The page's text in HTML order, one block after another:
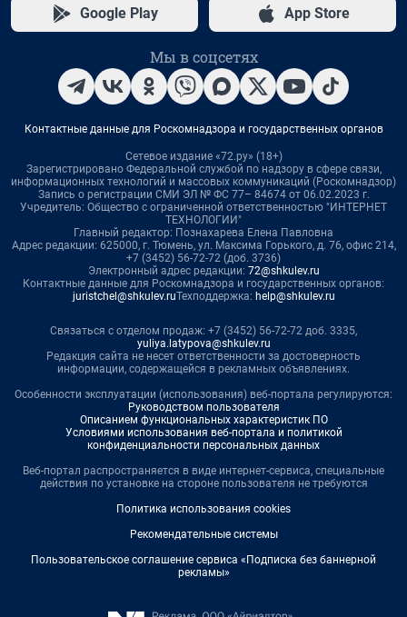
Google Play App Store
Мы в соцсетях
Контактные данные для Роскомнадзора и государственных органов
Сетевое издание «72.ру» (18+)
Зарегистрировано Федеральной службой по надзору в сфере связи,
информационных технологий и массовых коммуникаций (Роскомнадзор)
Запись о регистрации СМИ ЭЛ № ФС 77– 84674 от 06.02.2023 г.
Учредитель: Общество с ограниченной ответственностью "ИНТЕРНЕТ
ТЕХНОЛОГИИ"
Главный редактор: Познахарева Елена Павловна
Адрес редакции: 625000, г. Тюмень, ул. Максима Горького, д. 76, офис 214,
+7 (3452) 56-72-72 (доб. 3736)
Электронный адрес редакции: 72@shkulev.ru
Контактные данные для Роскомнадзора и государственных органов:
juristchel@shkulev.ruТехподдержка: help@shkulev.ru
Связаться с отделом продаж: +7 (3452) 56-72-72 доб. 3335,
yuliya.latypova@shkulev.ru
Редакция сайта не несет ответственности за достоверность
информации, содержащейся в рекламных объявлениях.
Особенности эксплуатации (использования) веб-портала регулируются:
Руководством пользователя
Описанием функциональных характеристик ПО
Условиями использования веб-портала и политикой
конфиденциальности персональных данных
Веб-портал распространяется в виде интернет-сервиса, специальные
действия по установке на стороне пользователя не требуются
Политика использования cookies
Рекомендательные системы
Пользовательское соглашение сервиса «Подписка без баннерной
рекламы»